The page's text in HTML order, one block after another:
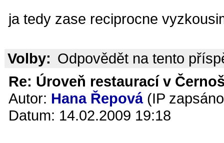
ja tedy zase reciprocne
Volby: Odpovědět na tento
Re: Úroveň restaurací v
Autor: Hana Řepová(IP
Datum: 14.02.2009 19:18